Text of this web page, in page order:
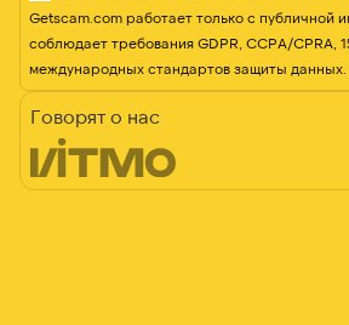
Getscam.com работает только с публичной
соблюдает требования GDPR, CCPA/CPRA,
международных стандартов защиты данных.
Говорят о нас